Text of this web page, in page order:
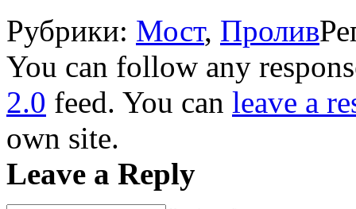
Рубрики: Мост, Пролив
You can follow any
2.0 feed. You can leave a
own site.
Leave a Reply